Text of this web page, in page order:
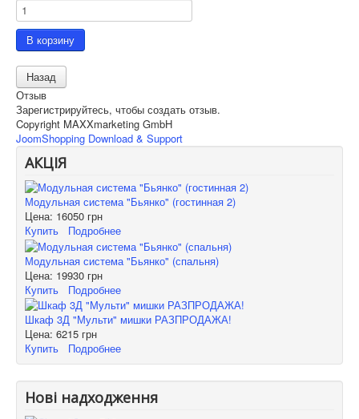
Отзыв
Зарегистрируйтесь, чтобы создать отзыв.
Copyright MAXXmarketing GmbH
JoomShopping Download & Support
АКЦІЯ
Модульная система "Бьянко" (гостинная 2)
Цена: 16050 грн
Купить
Подробнее
Модульная система "Бьянко" (спальня)
Цена: 19930 грн
Купить
Подробнее
Шкаф 3Д "Мульти" мишки РАЗПРОДАЖА!
Цена: 6215 грн
Купить
Подробнее
Нові надходження